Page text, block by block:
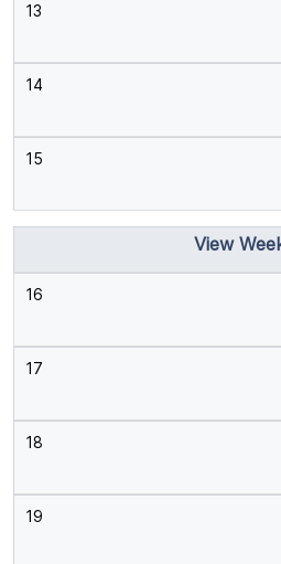
13
14
15
16
17
18
19